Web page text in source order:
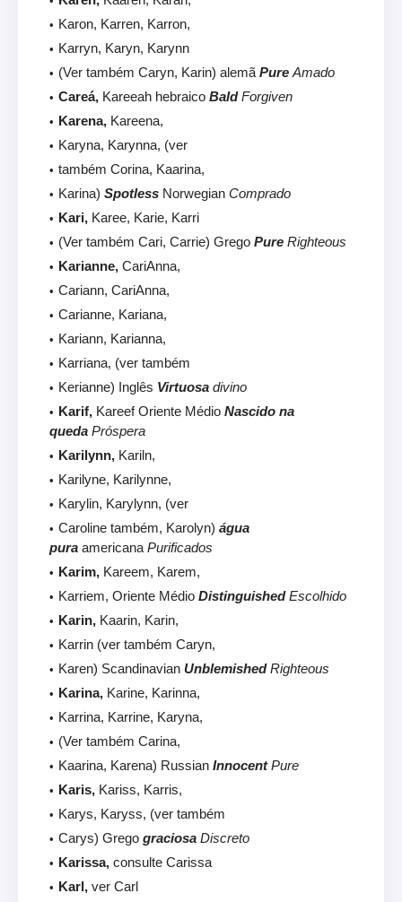
Karon, Karren, Karron,
Karryn, Karyn, Karynn
(Ver também Caryn, Karin) alemã Pure Amado
Careá, Kareeah hebraico BaldForgiven
Karena, Kareena,
Karyna, Karynna, (ver
também Corina, Kaarina,
Karina) Spotless Norwegian Comprado
Kari, Karee, Karie, Karri
(Ver também Cari, Carrie) Grego Pure Righteous
Karianne, CariAnna,
Cariann, CariAnna,
Carianne, Kariana,
Kariann, Karianna,
Karriana, (ver também
Kerianne) Inglês Virtuosa divino
Karif, Kareef Oriente Médio Nascido na
queda Próspera
Karilynn, Kariln,
Karilyne, Karilynne,
Karylin, Karylynn, (ver
Caroline também, Karolyn) água
pura americana Purificados
Karim, Kareem, Karem,
Karriem, Oriente Médio DistinguishedEscolhido
Karin, Kaarin, Karin,
Karrin (ver também Caryn,
Karen) Scandinavian UnblemishedRighteous
Karina, Karine, Karinna,
Karrina, Karrine, Karyna,
(Ver também Carina,
Kaarina, Karena) Russian InnocentPure
Karis, Kariss, Karris,
Karys, Karyss, (ver também
Carys) Grego graciosa Discreto
Karissa, consulte Carissa
Karl, ver Carl